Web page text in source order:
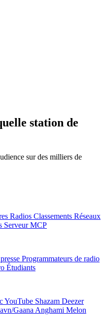
station de
sur des milliers de
Radios Classements Réseaux
Serveur MCP
Programmateurs de radio
Étudiants
YouTube Shazam Deezer
Gaana Anghami Melon